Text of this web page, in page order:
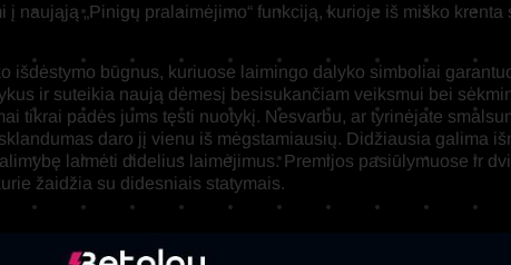
naująją „Pinigų pralaimėjimo“ funkciją, kurioje iš miško
išdėstymo būgnus, kuriuose laimingo dalyko simboliai
ir suteikia naują dėmesį besisukančiam veiksmui bei
tikrai padės jums tęsti nuotykį. Nesvarbu, ar tyrinėjate
daro jį vienu iš mėgstamiausių. Didžiausia galima
laimėti didelius laimėjimus. Premijos pasiūlymuose ir
žaidžia su didesniais statymais.